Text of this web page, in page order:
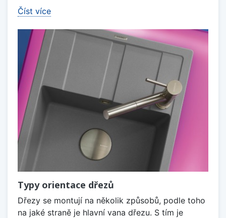
Číst více
Typy orientace dřezů
Dřezy se montují na několik způsobů, podle toho
na jaké straně je hlavní vana dřezu. S tím je